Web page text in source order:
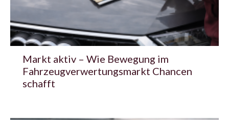
Markt aktiv – Wie Bewegung im
Fahrzeugverwertungsmarkt Chancen
schafft